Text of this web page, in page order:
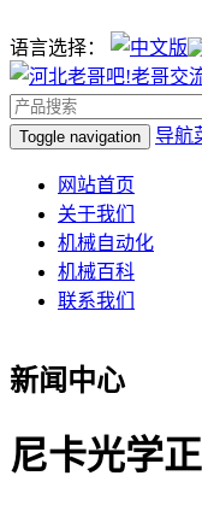
语言选择：
Toggle navigation 导航
网站首页
关于我们
机械自动化
机械百科
联系我们
新闻中心
尼卡光学